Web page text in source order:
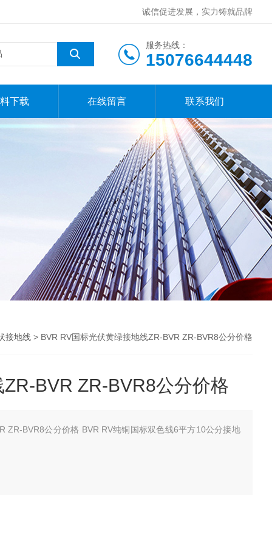
诚信促进发展，实力铸就品牌
服务热线：
15076644448
下载 在线留言 联系我们
接地线 > BVR RV国标光伏黄绿接地线ZR-BVR ZR-BVR8公分价格
BVR ZR-BVR8公分价格
ZR-BVR8公分价格 BVR RV纯铜国标双色线6平方10公分接地